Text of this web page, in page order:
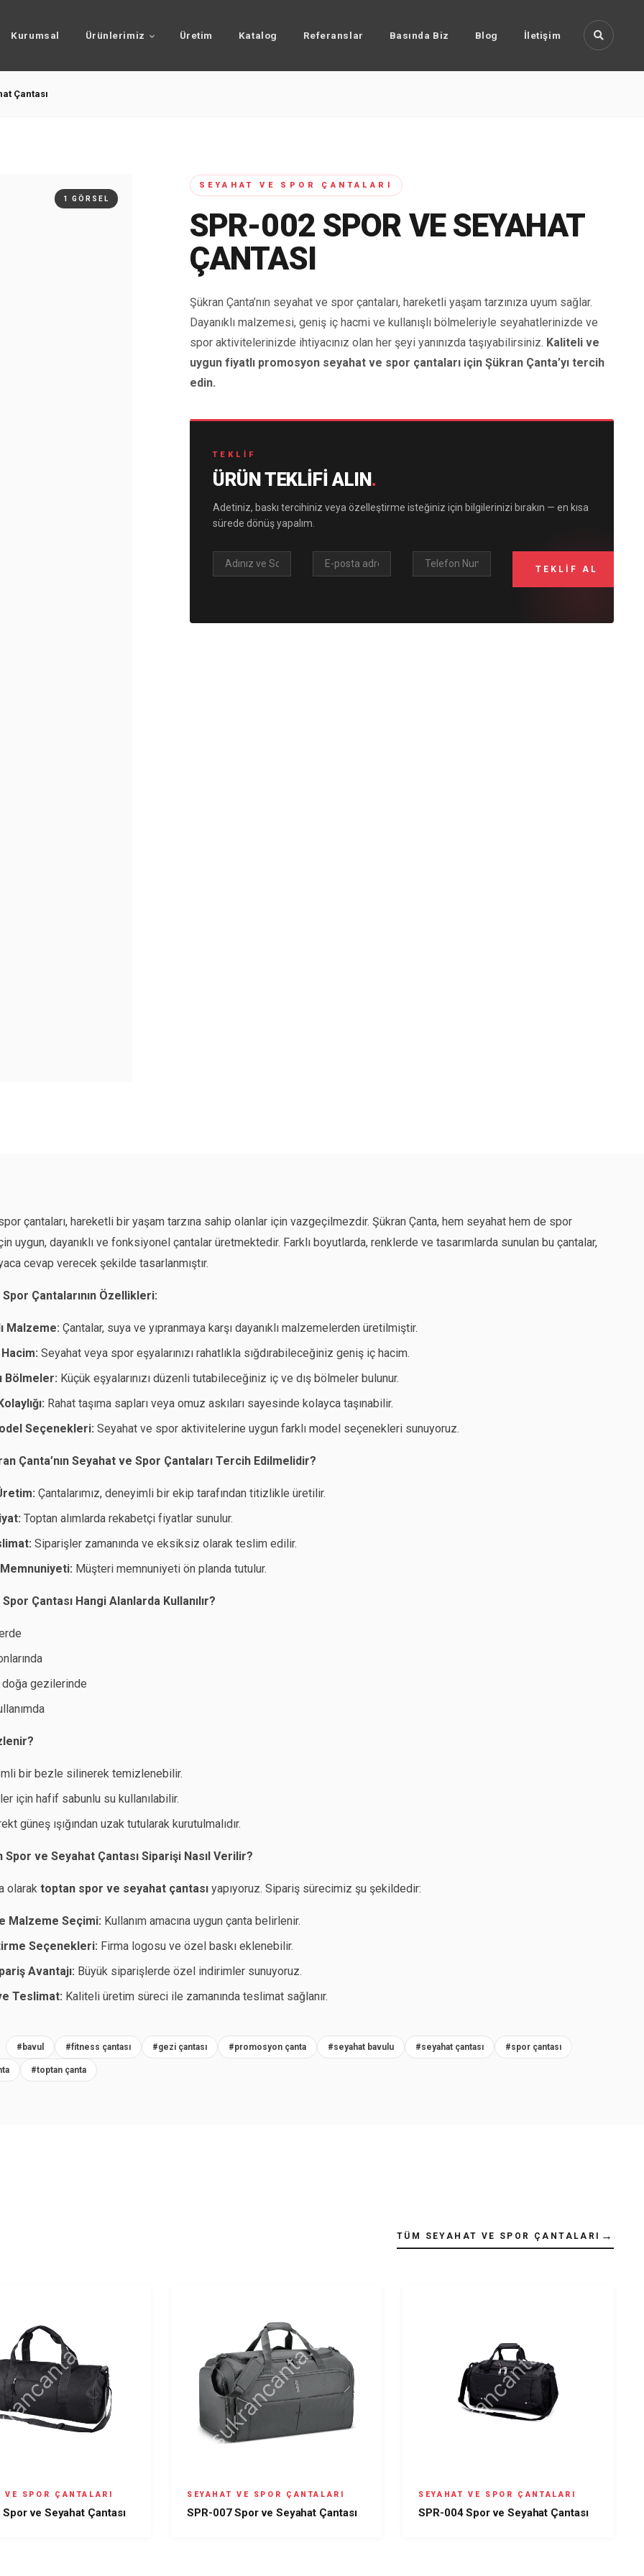
Kurumsal Ürünlerimiz Üretim Katalog Referanslar Basında Biz Blog İletişim
Çantası
1 GÖRSEL
SEYAHAT VE SPOR ÇANTALARI
SPR-002 SPOR VE SEYAHAT
ÇANTASI
Şükran Çanta’nın seyahat ve spor çantaları, hareketli yaşam tarzınıza uyum sağlar.
Dayanıklı malzemesi, geniş iç hacmi ve kullanışlı bölmeleriyle seyahatlerinizde ve
spor aktivitelerinizde ihtiyacınız olan her şeyi yanınızda taşıyabilirsiniz. Kaliteli ve
uygun fiyatlı promosyon seyahat ve spor çantaları için Şükran Çanta’yı tercih
edin.
TEKLIF
ÜRÜN TEKLIFI ALIN.
Adetiniz, baskı tercihiniz veya özelleştirme isteğiniz için bilgilerinizi bırakın — en kısa
sürede dönüş yapalım.
çantaları, hareketli bir yaşam tarzına sahip olanlar için vazgeçilmezdir. Şükran Çanta, hem seyahat hem de spor
uygun, dayanıklı ve fonksiyonel çantalar üretmektedir. Farklı boyutlarda, renklerde ve tasarımlarda sunulan bu çantalar,
cevap verecek şekilde tasarlanmıştır.
Çantalarının Özellikleri:
Malzeme: Çantalar, suya ve yıpranmaya karşı dayanıklı malzemelerden üretilmiştir.
Seyahat veya spor eşyalarınızı rahatlıkla sığdırabileceğiniz geniş iç hacim.
Bölmeler: Küçük eşyalarınızı düzenli tutabileceğiniz iç ve dış bölmeler bulunur.
Rahat taşıma sapları veya omuz askıları sayesinde kolayca taşınabilir.
Seçenekleri: Seyahat ve spor aktivitelerine uygun farklı model seçenekleri sunuyoruz.
Çanta’nın Seyahat ve Spor Çantaları Tercih Edilmelidir?
Çantalarımız, deneyimli bir ekip tarafından titizlikle üretilir.
Toptan alımlarda rekabetçi fiyatlar sunulur.
Siparişler zamanında ve eksiksiz olarak teslim edilir.
Müşteri memnuniyeti ön planda tutulur.
Çantası Hangi Alanlarda Kullanılır?
doğa gezilerinde
bir bezle silinerek temizlenebilir.
için hafif sabunlu su kullanılabilir.
güneş ışığından uzak tutularak kurutulmalıdır.
ve Seyahat Çantası Siparişi Nasıl Verilir?
olaraktoptan spor ve seyahat çantası yapıyoruz. Sipariş sürecimiz şu şekildedir:
Malzeme Seçimi: Kullanım amacına uygun çanta belirlenir.
Seçenekleri: Firma logosu ve özel baskı eklenebilir.
Avantajı: Büyük siparişlerde özel indirimler sunuyoruz.
Teslimat: Kaliteli üretim süreci ile zamanında teslimat sağlanır.
#bavul #fitness çantası #gezi çantası #promosyon çanta #seyahat bavulu #seyahat çantası #spor çantası
#toptan çanta
TÜM SEYAHAT VE SPOR ÇANTALARI →
VE SPOR ÇANTALARI
ve Seyahat Çantası
SEYAHAT VE SPOR ÇANTALARI
SPR-007 Spor ve Seyahat Çantası
SEYAHAT VE SPOR ÇANTALARI
SPR-004 Spor ve Seyahat Çantası